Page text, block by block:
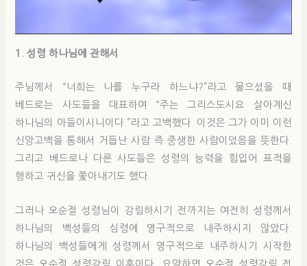
1. 성령 하나님에 관해서
주님께서 “너희는 나를 누구라 하느냐?”라고 물으셨을 때
베드로는 사도들을 대표하여 “주는 그리스도시요 살아계신
하나님의 아들이시니이다.”라고 고백했다. 이것은 그가 이미 이런
신앙고백을 통해서 거듭난 사람 즉 중생한 사람이었음을 뜻한다.
그리고 베드로나 다른 사도들은 성령의 능력을 힘입어 표적을
행하고 귀신을 쫓아내기도 했다.
그러나 오순절 성령님이 강림하시기 전까지는 여전히 성령께서
하나님의 백성들의 심령에 영구적으로 내주하시지 않았다.
하나님의 백성들에게 성령께서 영구적으로 내주하시기 시작한
것은 오순절 성령강림 이후이다. 요약하면 오순절 성령강림 전